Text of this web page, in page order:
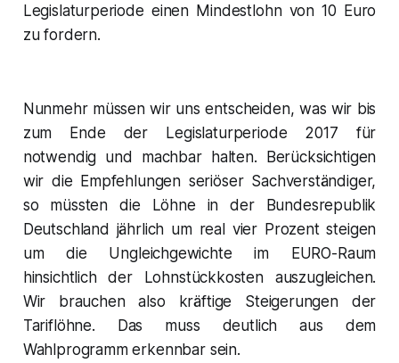
Legislaturperiode einen Mindestlohn von 10 Euro
zu fordern.
Nunmehr müssen wir uns entscheiden, was wir bis
zum Ende der Legislaturperiode 2017 für
notwendig und machbar halten. Berücksichtigen
wir die Empfehlungen seriöser Sachverständiger,
so müssten die Löhne in der Bundesrepublik
Deutschland jährlich um real vier Prozent steigen
um die Ungleichgewichte im EURO-Raum
hinsichtlich der Lohnstückkosten auszugleichen.
Wir brauchen also kräftige Steigerungen der
Tariflöhne. Das muss deutlich aus dem
Wahlprogramm erkennbar sein.